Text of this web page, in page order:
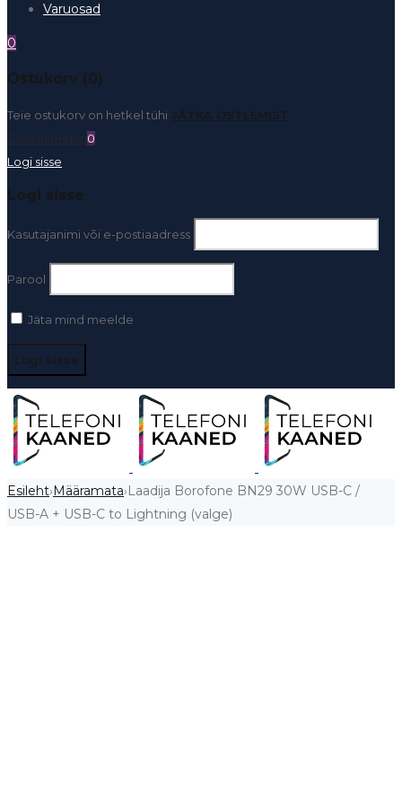
Varuosad
0
Ostukorv (0)
Teie ostukorv on hetkel tühi JÄTKA OSTLEMIST
0
Logi sisse
Logi sisse
Kasutajanimi või e-postiaadress
Parool
Jäta mind meelde
Esileht›Määramata›Laadija Borofone BN29 30W USB-C /
USB-A + USB-C to Lightning (valge)